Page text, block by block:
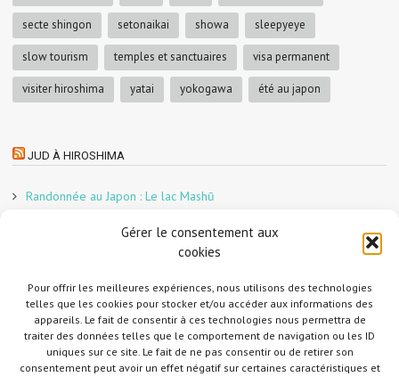
Gérer le consentement aux
cookies
Pour offrir les meilleures expériences, nous utilisons des technologies
telles que les cookies pour stocker et/ou accéder aux informations des
appareils. Le fait de consentir à ces technologies nous permettra de
traiter des données telles que le comportement de navigation ou les ID
uniques sur ce site. Le fait de ne pas consentir ou de retirer son
consentement peut avoir un effet négatif sur certaines caractéristiques et
secte shingon setonaikai showa sleepyeye
slow tourism temples et sanctuaires visa permanent
visiter hiroshima yatai yokogawa été au japon
JUD À HIROSHIMA
Randonnée au Japon : Le lac Mashū
Un café et des cabanes dans la forêt
Slow Tourism à Tomo-no-Ura
Slow tourism à Onomichi
Randonnée au Japon : Le Mont Daisen